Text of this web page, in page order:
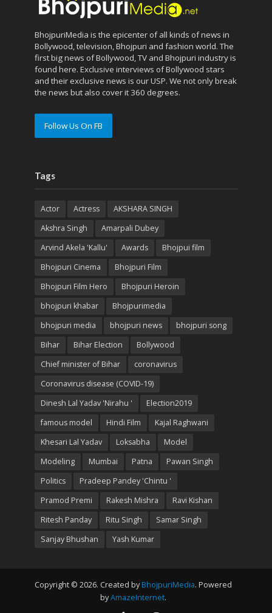
BhojpuriMedia is the epicenter of all kinds of news in
Bollywood, television, Bhojpuri and fashion world. The
first big news of Bollywood, TV and Bhojpuri industry is
found here. Exclusive interviews of Bollywood stars
and their exclusive news is our USP. We not only break
the news but also cover it 360 degrees.
Follow Us On FB
Tags
Actor Actress
AKSHARA SINGH
Akshra Singh
Amarpali Dubey
Arvind Akela 'Kallu'
Awards
Bhojpui film
Bhojpuri Cinema
Bhojpuri Film
Bhojpuri Film Hero
Bhojpuri Heroin
bhojpuri khabar
Bhojpurimedia
bhojpuri media
bhojpuri news
bhojpuri song
Bihar
Bihar Election
Bollywood
Chief minister of Bihar
coronavirus
Coronavirus disease (COVID-19)
Dinesh Lal Yadav 'Nirahu '
Election2019
famous model
Hindi Film
Kajal Raghwani
Khesari Lal Yadav
Loksabha
Model
Modeling
Mumbai Patna
Pawan Singh
Politics
Pradeep Pandey 'Chintu '
Pramod Premi
Rakesh Mishra
Ravi Kishan
Ritesh Panday
Ritu Singh
Samar Singh
Sanjay Bhushan
Yash Kumar
Copyright © 2026. Created by BhojpuriMedia. Powered
byAmazeInternet.